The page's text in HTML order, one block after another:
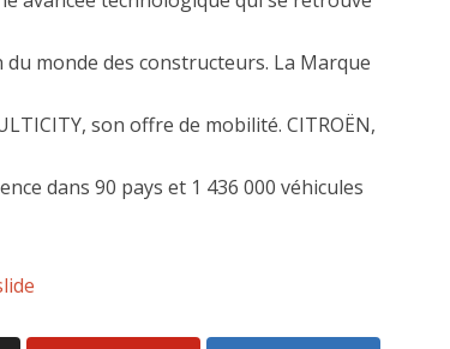
monde des constructeurs. La Marque
son offre de mobilité. CITROËN,
dans 90 pays et 1 436 000 véhicules